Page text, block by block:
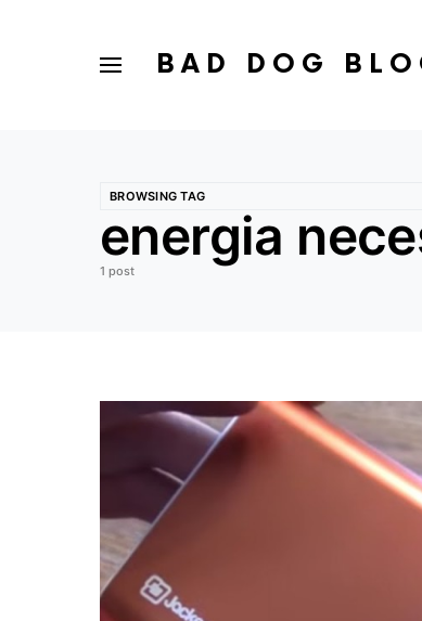
BAD DOG
BROWSING TAG
energia
1 post